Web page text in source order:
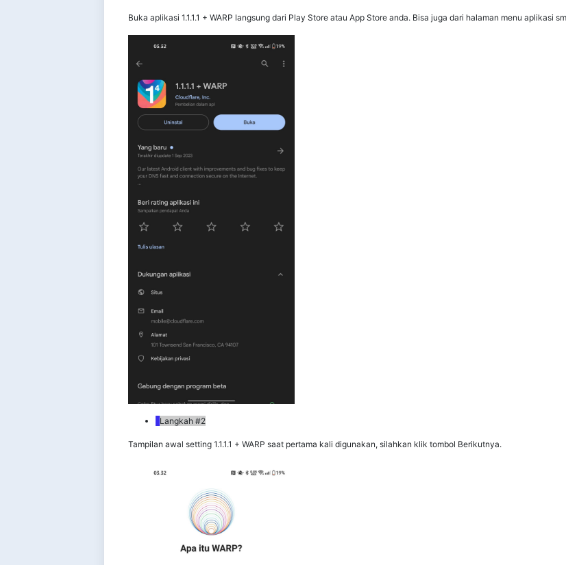
Buka aplikasi 1.1.1.1 + WARP langsung dari Play Store atau App Store anda. Bisa juga dari halaman menu aplikasi
Langkah #2
Tampilan awal setting 1.1.1.1 + WARP saat pertama kali digunakan, silahkan klik tombol Berikutnya.